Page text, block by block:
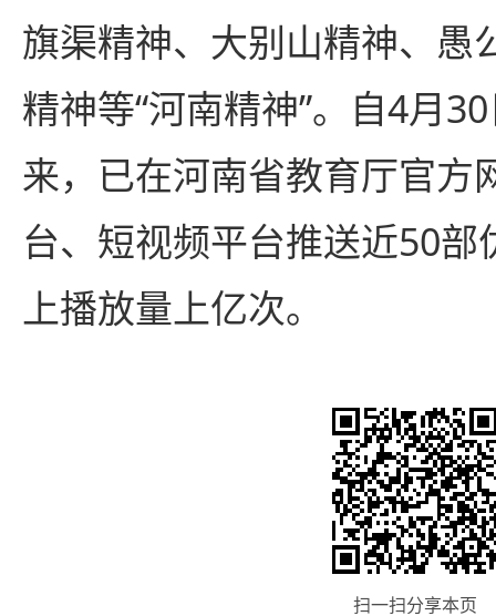
旗渠精神、大别山精神、愚
精神等“河南精神”。自4月
来，已在河南省教育厅官方
台、短视频平台推送近50
上播放量上亿次。
扫一扫分享本页